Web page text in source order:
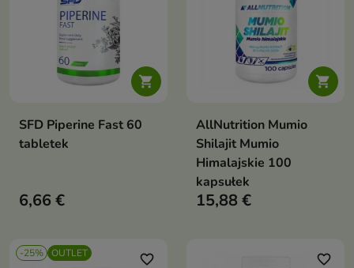

SFD Piperine Fast 60
tabletek
6,66 €

AllNutrition Mumio
Shilajit Mumio
Himalajskie 100
kapsułek
15,88 €
-25% OUTLET favorite_border favorite_border